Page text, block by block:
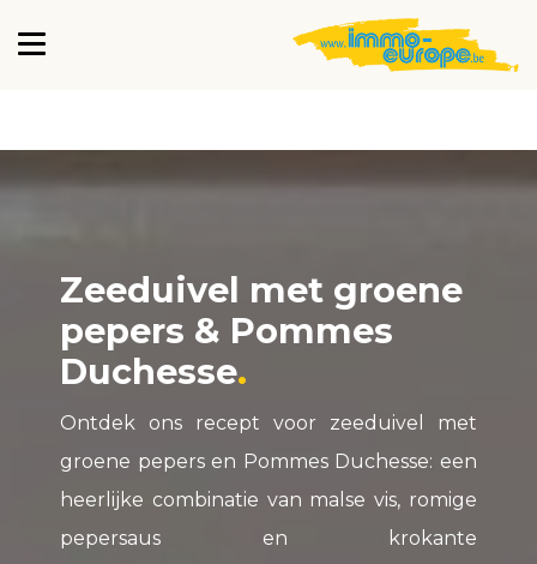
Zeeduivel met groene
pepers & Pommes
Duchesse
Ontdek ons recept voor zeeduivel met
groene pepers en Pommes Duchesse: een
heerlijke combinatie van malse vis, romige
pepersaus en krokante